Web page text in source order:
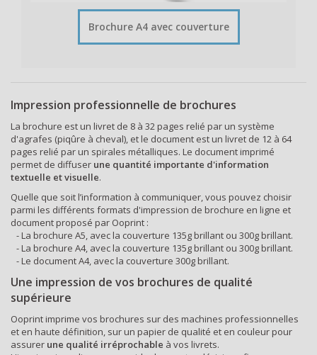
Brochure A4 avec couverture
Impression professionnelle de brochures
La brochure est un livret de 8 à 32 pages relié par un système
d'agrafes (piqûre à cheval), et le document est un livret de 12 à 64
pages relié par un spirales métalliques. Le document imprimé
permet de diffuser une quantité importante d'information
textuelle et visuelle.
Quelle que soit l’information à communiquer, vous pouvez choisir
parmi les différents formats d'impression de brochure en ligne et
document proposé par Ooprint :
- La brochure A5, avec la couverture 135g brillant ou 300g brillant.
- La brochure A4, avec la couverture 135g brillant ou 300g brillant.
- Le document A4, avec la couverture 300g brillant.
Une impression de vos brochures de qualité
supérieure
Ooprint imprime vos brochures sur des machines professionnelles
et en haute définition, sur un papier de qualité et en couleur pour
assurer une qualité irréprochable à vos livrets.